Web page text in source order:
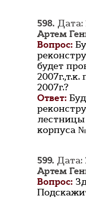
598. Дата:
Артем
Вопрос:
будет
2007г.?
Ответ:
корпуса
599. Дата:
Артем
Вопрос: